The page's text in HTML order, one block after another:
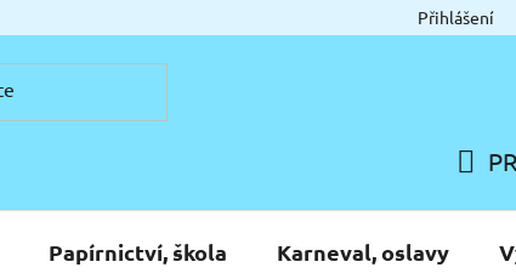
Přihlášení
Papírnictví, škola Karneval, oslavy